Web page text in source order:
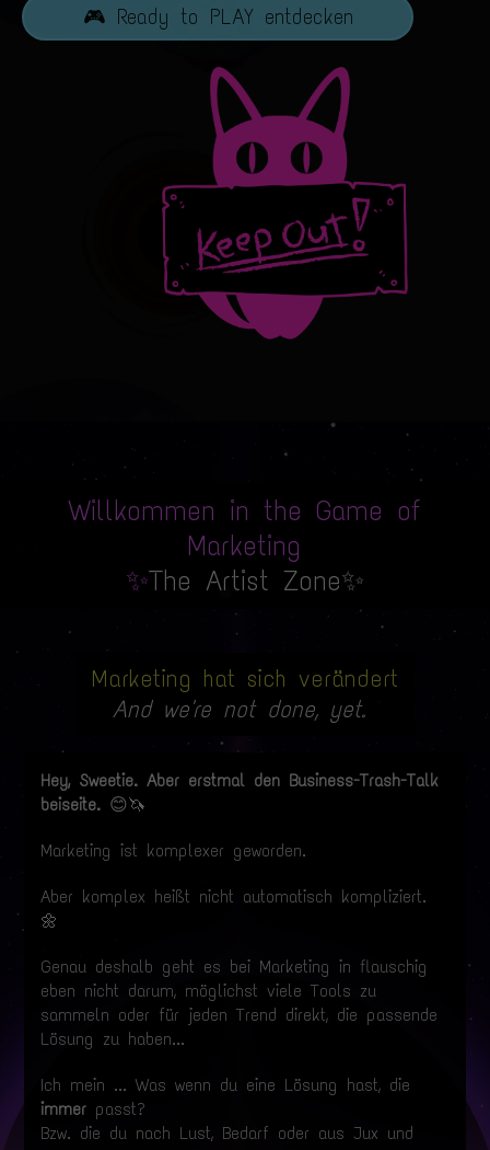
🎮 Ready to PLAY entdecken
Willkommen in the Game of
Marketing
✨The Artist Zone✨
Marketing hat sich verändert
And we're not done, yet.
Hey, Sweetie. Aber erstmal den Business-Trash-Talk
beiseite. 😊🦄
Marketing ist komplexer geworden.
Aber komplex heißt nicht automatisch kompliziert.
🌼
Genau deshalb geht es bei Marketing in flauschig
eben nicht darum, möglichst viele Tools zu
sammeln oder für jeden Trend direkt, die passende
Lösung zu haben...
Ich mein ... Was wenn du eine Lösung hast, die
immer passt?
Bzw. die du nach Lust, Bedarf oder aus Jux und